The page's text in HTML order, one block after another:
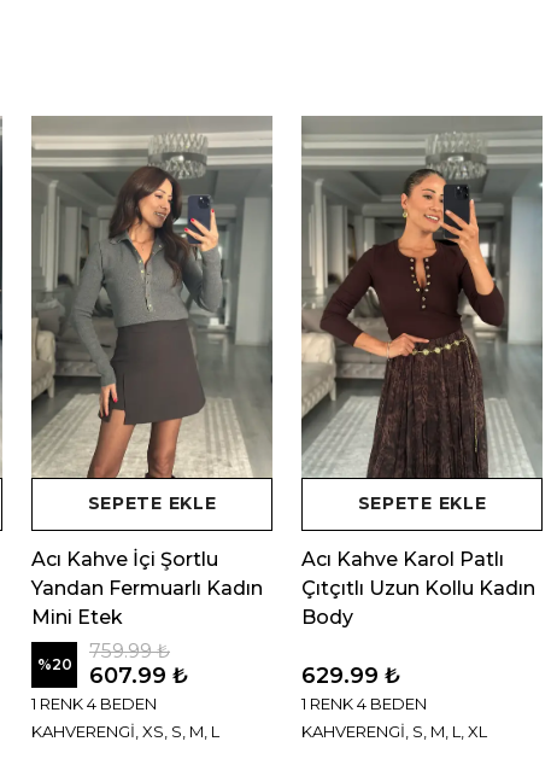
SEPETE EKLE
Acı Kahve İçi Şortlu
Yandan Fermuarlı Kadın
Mini Etek
%20
759.99 ₺
607.99 ₺
1 RENK 4 BEDEN
KAHVERENGİ, XS, S, M, L
SEPETE EKLE
Acı Kahve Karol Patlı
Çıtçıtlı Uzun Kollu Kadın
Body
629.99 ₺
1 RENK 4 BEDEN
KAHVERENGİ, S, M, L, XL